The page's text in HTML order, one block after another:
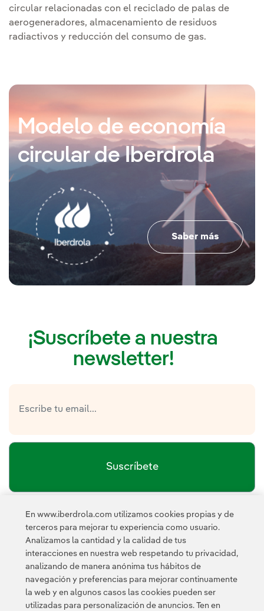
circular relacionadas con el reciclado de palas de
aerogeneradores, almacenamiento de residuos
radiactivos y reducción del consumo de gas.
Modelo de economía
circular de Iberdrola
Saber más
¡Suscríbete a nuestra
newsletter!
Suscríbete
He leído y acepto lapolítica de privacidad de la
Newsletter
Enlace externo, se abre en ventana nueva.
Esta página está protegida por reCAPTCHA y se aplican la
Política de privacidad Términos de servicio de
En www.iberdrola.com utilizamos cookies propias y de
terceros para mejorar tu experiencia como usuario.
Analizamos la cantidad y la calidad de tus
interacciones en nuestra web respetando tu privacidad,
analizando de manera anónima tus hábitos de
navegación y preferencias para mejorar continuamente
la web y en algunos casos las cookies pueden ser
utilizadas para personalización de anuncios. Ten en